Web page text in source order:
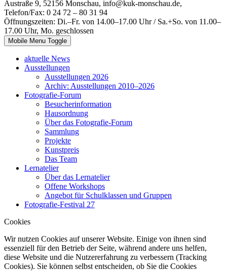
Austraße 9, 52156 Monschau, info@kuk-monschau.de,
Telefon/Fax: 0 24 72 – 80 31 94
Öffnungszeiten: Di.–Fr. von 14.00–17.00 Uhr / Sa.+So. von 11.00–
17.00 Uhr, Mo. geschlossen
Mobile Menu Toggle
aktuelle News
Ausstellungen
Ausstellungen 2026
Archiv: Ausstellungen 2010–2026
Fotografie-Forum
Besucherinformation
Hausordnung
Über das Fotografie-Forum
Sammlung
Projekte
Kunstpreis
Das Team
Lernatelier
Über das Lernatelier
Offene Workshops
Angebot für Schulklassen und Gruppen
Fotografie-Festival 27
Cookies
Wir nutzen Cookies auf unserer Website. Einige von ihnen sind
essenziell für den Betrieb der Seite, während andere uns helfen,
diese Website und die Nutzererfahrung zu verbessern (Tracking
Cookies). Sie können selbst entscheiden, ob Sie die Cookies